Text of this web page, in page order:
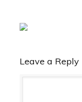
Leave a Reply